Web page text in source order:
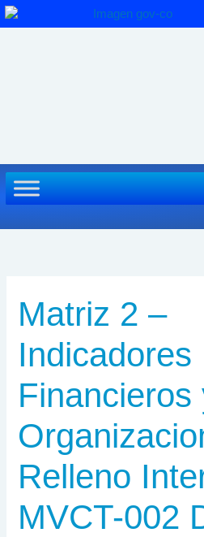
Ir
Matriz 2 –
Indicadores
Financieros
Relleno
MVCT-002